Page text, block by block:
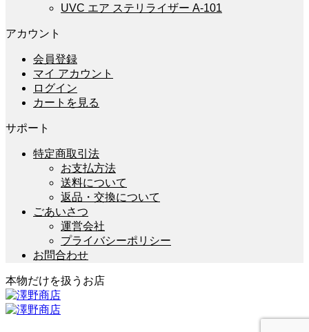
UVC エア ステリライザー A-101
アカウント
会員登録
マイ アカウント
ログイン
カートを見る
サポート
特定商取引法
お支払方法
送料について
返品・交換について
ごあいさつ
運営会社
プライバシーポリシー
お問合わせ
本物だけを扱うお店